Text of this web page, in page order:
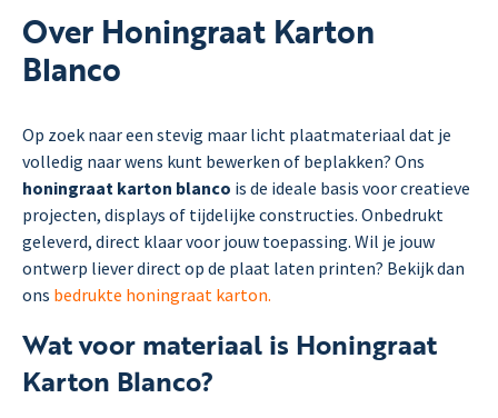
Over Honingraat Karton
Blanco
Op zoek naar een stevig maar licht plaatmateriaal dat je
volledig naar wens kunt bewerken of beplakken? Ons
honingraat karton blanco is de ideale basis voor creatieve
projecten, displays of tijdelijke constructies. Onbedrukt
geleverd, direct klaar voor jouw toepassing. Wil je jouw
ontwerp liever direct op de plaat laten printen? Bekijk dan
ons bedrukte honingraat karton.
Wat voor materiaal is Honingraat
Karton Blanco?